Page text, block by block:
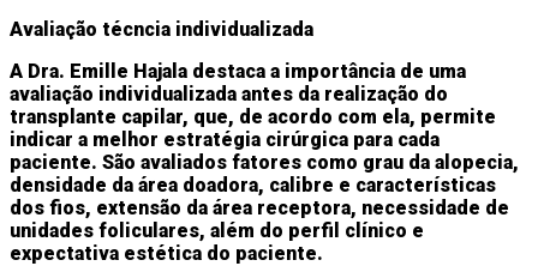
Avaliação técncia individualizada
A Dra. Emille Hajala destaca a importância de uma
avaliação individualizada antes da realização do
transplante capilar, que, de acordo com ela, permite
indicar a melhor estratégia cirúrgica para cada
paciente. São avaliados fatores como grau da alopecia,
densidade da área doadora, calibre e características
dos fios, extensão da área receptora, necessidade de
unidades foliculares, além do perfil clínico e
expectativa estética do paciente.